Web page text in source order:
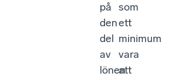
på
den
del
av
lönen
som
ett
minimum
vara
att